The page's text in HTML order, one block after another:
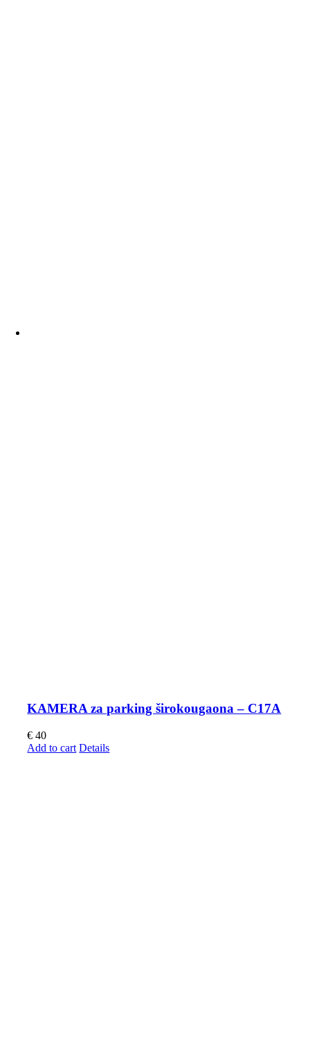
KAMERA za parking širokougaona – C17A
€ 40
Add to cart Details